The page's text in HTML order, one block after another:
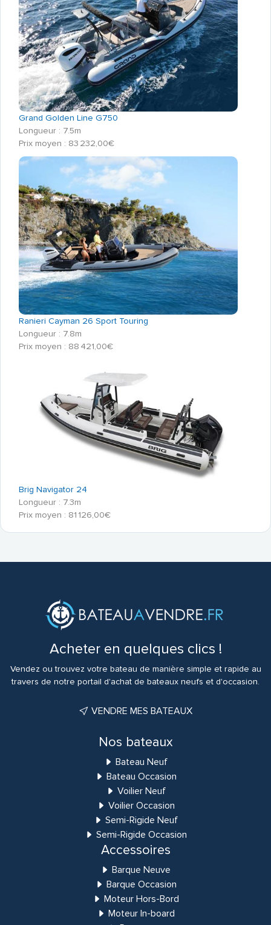
Grand Golden Line G750
Longueur : 7.5m
Prix moyen : 83 232,00€
Ranieri Cayman 26 Sport Touring
Longueur : 7.8m
Prix moyen : 88 421,00€
Brig Navigator 24
Longueur : 7.3m
Prix moyen : 81 126,00€
Acheter en quelques clics !
Vendez ou trouvez votre bateau de manière simple et rapide au
travers de notre portail d'achat de bateaux neufs et d'occasion.
VENDRE MES BATEAUX
Nos bateaux
Bateau Neuf
Bateau Occasion
Voilier Neuf
Voilier Occasion
Semi-Rigide Neuf
Semi-Rigide Occasion
Accessoires
Barque Neuve
Barque Occasion
Moteur Hors-Bord
Moteur In-board